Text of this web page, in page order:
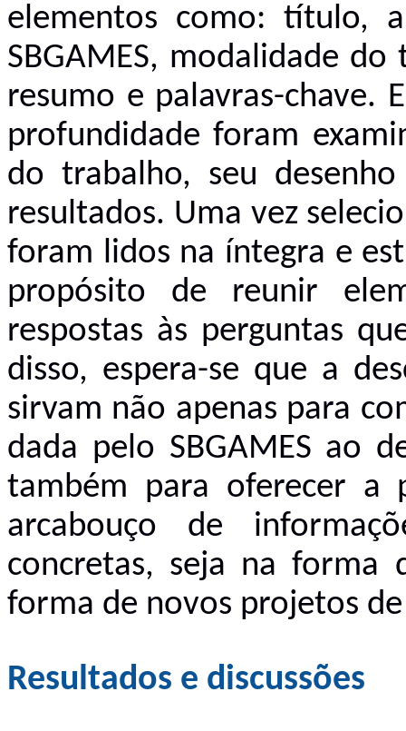
elementos como: título,
SBGAMES, modalidade do
resumo e palavras-chave.
profundidade foram
do trabalho, seu
resultados. Uma vez
foram lidos na íntegra e
propósito de reunir
respostas às perguntas
disso, espera-se que a
sirvam não apenas para
dada pelo SBGAMES ao
também para oferecer a
arcabouço de
concretas, seja na forma
forma de novos projetos
Resultados e discussões